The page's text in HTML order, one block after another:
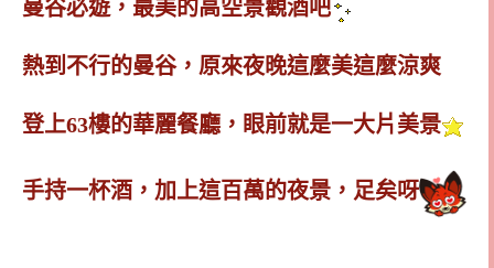
曼谷必遊，最美的高空景觀酒吧
熱到不行的曼谷，原來夜晚這麼美這麼涼爽
登上63樓的華麗餐廳，眼前就是一大片美景
手持一杯酒，加上這百萬的夜景，足矣呀